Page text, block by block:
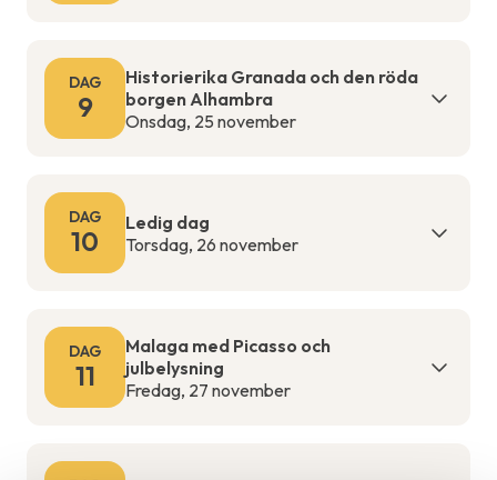
DAG
9
Historierika Granada och den röda
borgen Alhambra
Onsdag, 25 november
DAG
10
Ledig dag
Torsdag, 26 november
DAG
11
Malaga med Picasso och
julbelysning
Fredag, 27 november